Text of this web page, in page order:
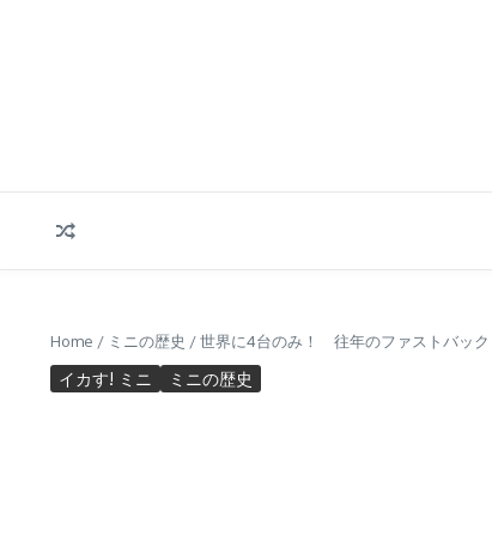
Home / ミニの歴史 /世界に4台のみ！ 往年のファストバッ
イカす! ミニ ミニの歴史